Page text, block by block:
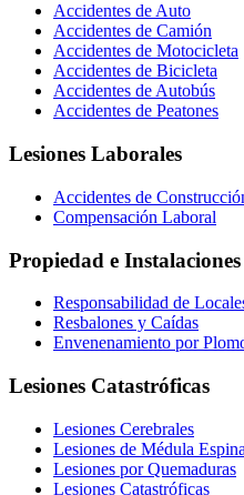
Accidentes de Auto
Accidentes de Camión
Accidentes de Motocicleta
Accidentes de Bicicleta
Accidentes de Autobús
Accidentes de Peatones
Lesiones Laborales
Accidentes de
Compensación Laboral
Propiedad e Instalaciones
Responsabilidad de
Resbalones y Caídas
Envenenamiento por
Lesiones Catastróficas
Lesiones Cerebrales
Lesiones de Médula
Lesiones por Quemaduras
Lesiones Catastróficas